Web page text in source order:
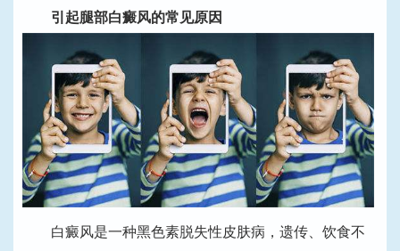
引起腿部白癜风的常见原因
白癜风是一种黑色素脱失性皮肤病，遗传、饮食不